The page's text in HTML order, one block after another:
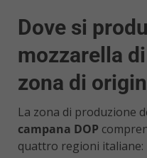
Dove si
mozzarella
zona di
La zona di produzione
campana DOP
quattro regioni italiane: